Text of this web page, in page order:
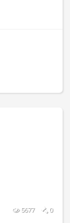
5677 0